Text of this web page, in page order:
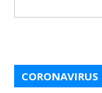
CORONAVIRUS